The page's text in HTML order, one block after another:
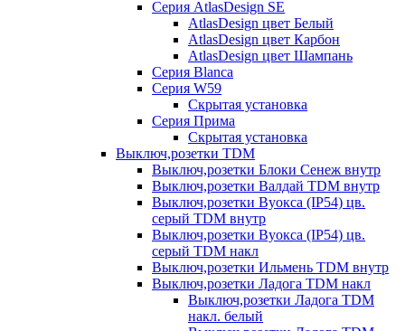
Серия AtlasDesign SE
AtlasDesign цвет Белый
AtlasDesign цвет Карбон
AtlasDesign цвет Шампань
Серия Blanca
Серия W59
Скрытая установка
Серия Прима
Скрытая установка
Выключ,розетки TDM
Выключ,розетки Блоки Сенеж внутр
Выключ,розетки Валдай TDM внутр
Выключ,розетки Вуокса (IP54) цв.
серый TDM внутр
Выключ,розетки Вуокса (IP54) цв.
серый TDM накл
Выключ,розетки Ильмень TDM внутр
Выключ,розетки Ладога TDM накл
Выключ,розетки Ладога TDM
накл. белый